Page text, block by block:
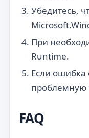
Убедитесь,
При
Runtime.
Если ошибка
проблемную
FAQ